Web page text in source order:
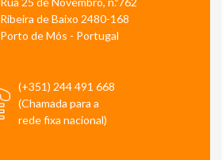
Ribeira de Baixo 2480-168
Porto de Mós - Portugal
(+351) 244 491 668
(Chamada para a
rede fixa nacional)